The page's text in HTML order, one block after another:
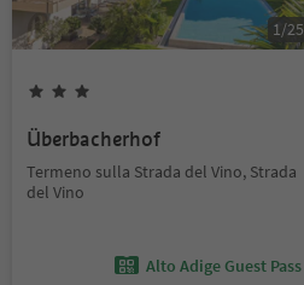
1/25
Überbacherhof
Termeno sulla Strada del Vino, Strada
del Vino
Alto Adige Guest Pass